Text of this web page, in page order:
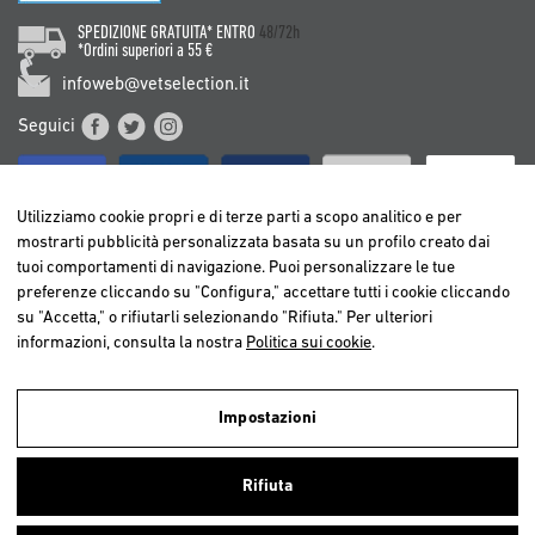
Utilizziamo cookies propri e di terze parti per realizzare analisi della
navigazione degli utenti e così poter offrire un miglior servizio.
ulteriori informazioniclicca qui.
SPEDIZIONE GRATUITA* ENTRO 48/72h
*Ordini superiori a 55 €
infoweb@vetselection.it
Seguici
BELGIË / BELGIQUE
DEUTSCHLAND
ESPAÑA
ITALIA
ÖSTERREICH
Utilizziamo cookie propri e di terze parti a scopo analitico e per
mostrarti pubblicità personalizzata basata su un profilo creato dai
tuoi comportamenti di navigazione. Puoi personalizzare le tue
preferenze cliccando su "Configura," accettare tutti i cookie cliccando
su "Accetta," o rifiutarli selezionando "Rifiuta." Per ulteriori
informazioni, consulta la nostra Politica sui cookie.
Impostazioni
Rifiuta